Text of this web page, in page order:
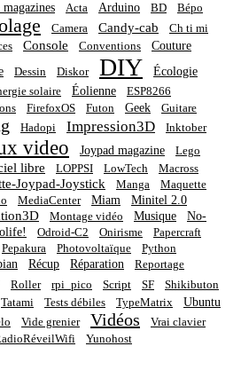
Acta Arduino BD
Bépo
Camera Candy-cab
Ch ti mi
Console Conventions Couture
Dessin Diskor DIY Écologie
solaire Éolienne
ESP8266
FirefoxOS Futon Geek
Guitare
Hadopi Impression3D Inktober
video Joypad magazine Lego
libre LOPPSI LowTech Macross
Joypad-Joystick Manga Maquette
MediaCenter Miam Minitel 2.0
Montage vidéo Musique
No-
Odroid-C2 Onirisme
Papercraft
Pepakura Photovoltaïque Python
Récup Réparation Reportage
Roller rpi_pico Script SF
Shikibuton
Tatami Tests débiles TypeMatrix Ubuntu
Vide grenier Vidéos
Vrai clavier
Yunohost